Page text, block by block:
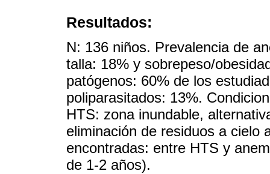
Resultados:
N: 136 niños. Prevalencia de
talla: 18% y sobrepeso/
patógenos: 60% de los
poliparasitados: 13%.
HTS: zona inundable,
eliminación de residuos a cielo
encontradas: entre HTS y
de 1-2 años).